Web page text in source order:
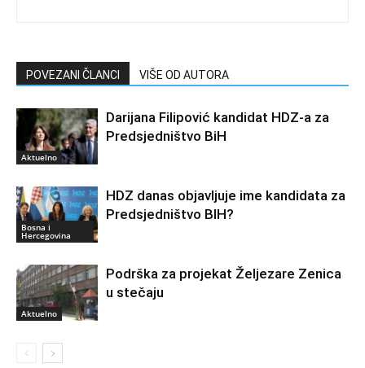
POVEZANI ČLANCI VIŠE OD AUTORA
Aktuelno
Darijana Filipović kandidat HDZ-a za
Predsjedništvo BiH
Bosna i
Hercegovina
HDZ danas objavljuje ime kandidata za
Predsjedništvo BIH?
Aktuelno
Podrška za projekat Željezare Zenica
u stečaju